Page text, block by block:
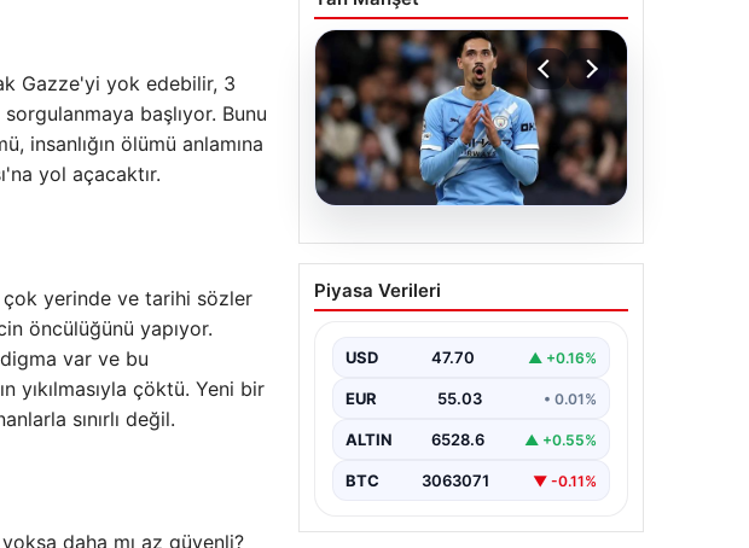
Gazze'yi yok edebilir, 3
başlıyor. Bunu
insanlığın ölümü anlamına
yol açacaktır.
çok yerinde ve tarihi sözler
öncülüğünü yapıyor.
var ve bu
yıkılmasıyla çöktü. Yeni bir
sınırlı değil.
daha mı az güvenli?
Açık Hava Mekanlarında
Estetik ve bahçe
mutfağı Çözümleri
sosyal alanlar, konutların en
gelmiştir. Bahçeyle…
Piyasa Verileri